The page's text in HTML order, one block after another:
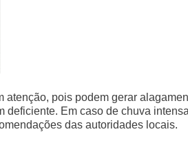
atenção, pois podem gerar
deficiente. Em caso de chuva
das autoridades locais.